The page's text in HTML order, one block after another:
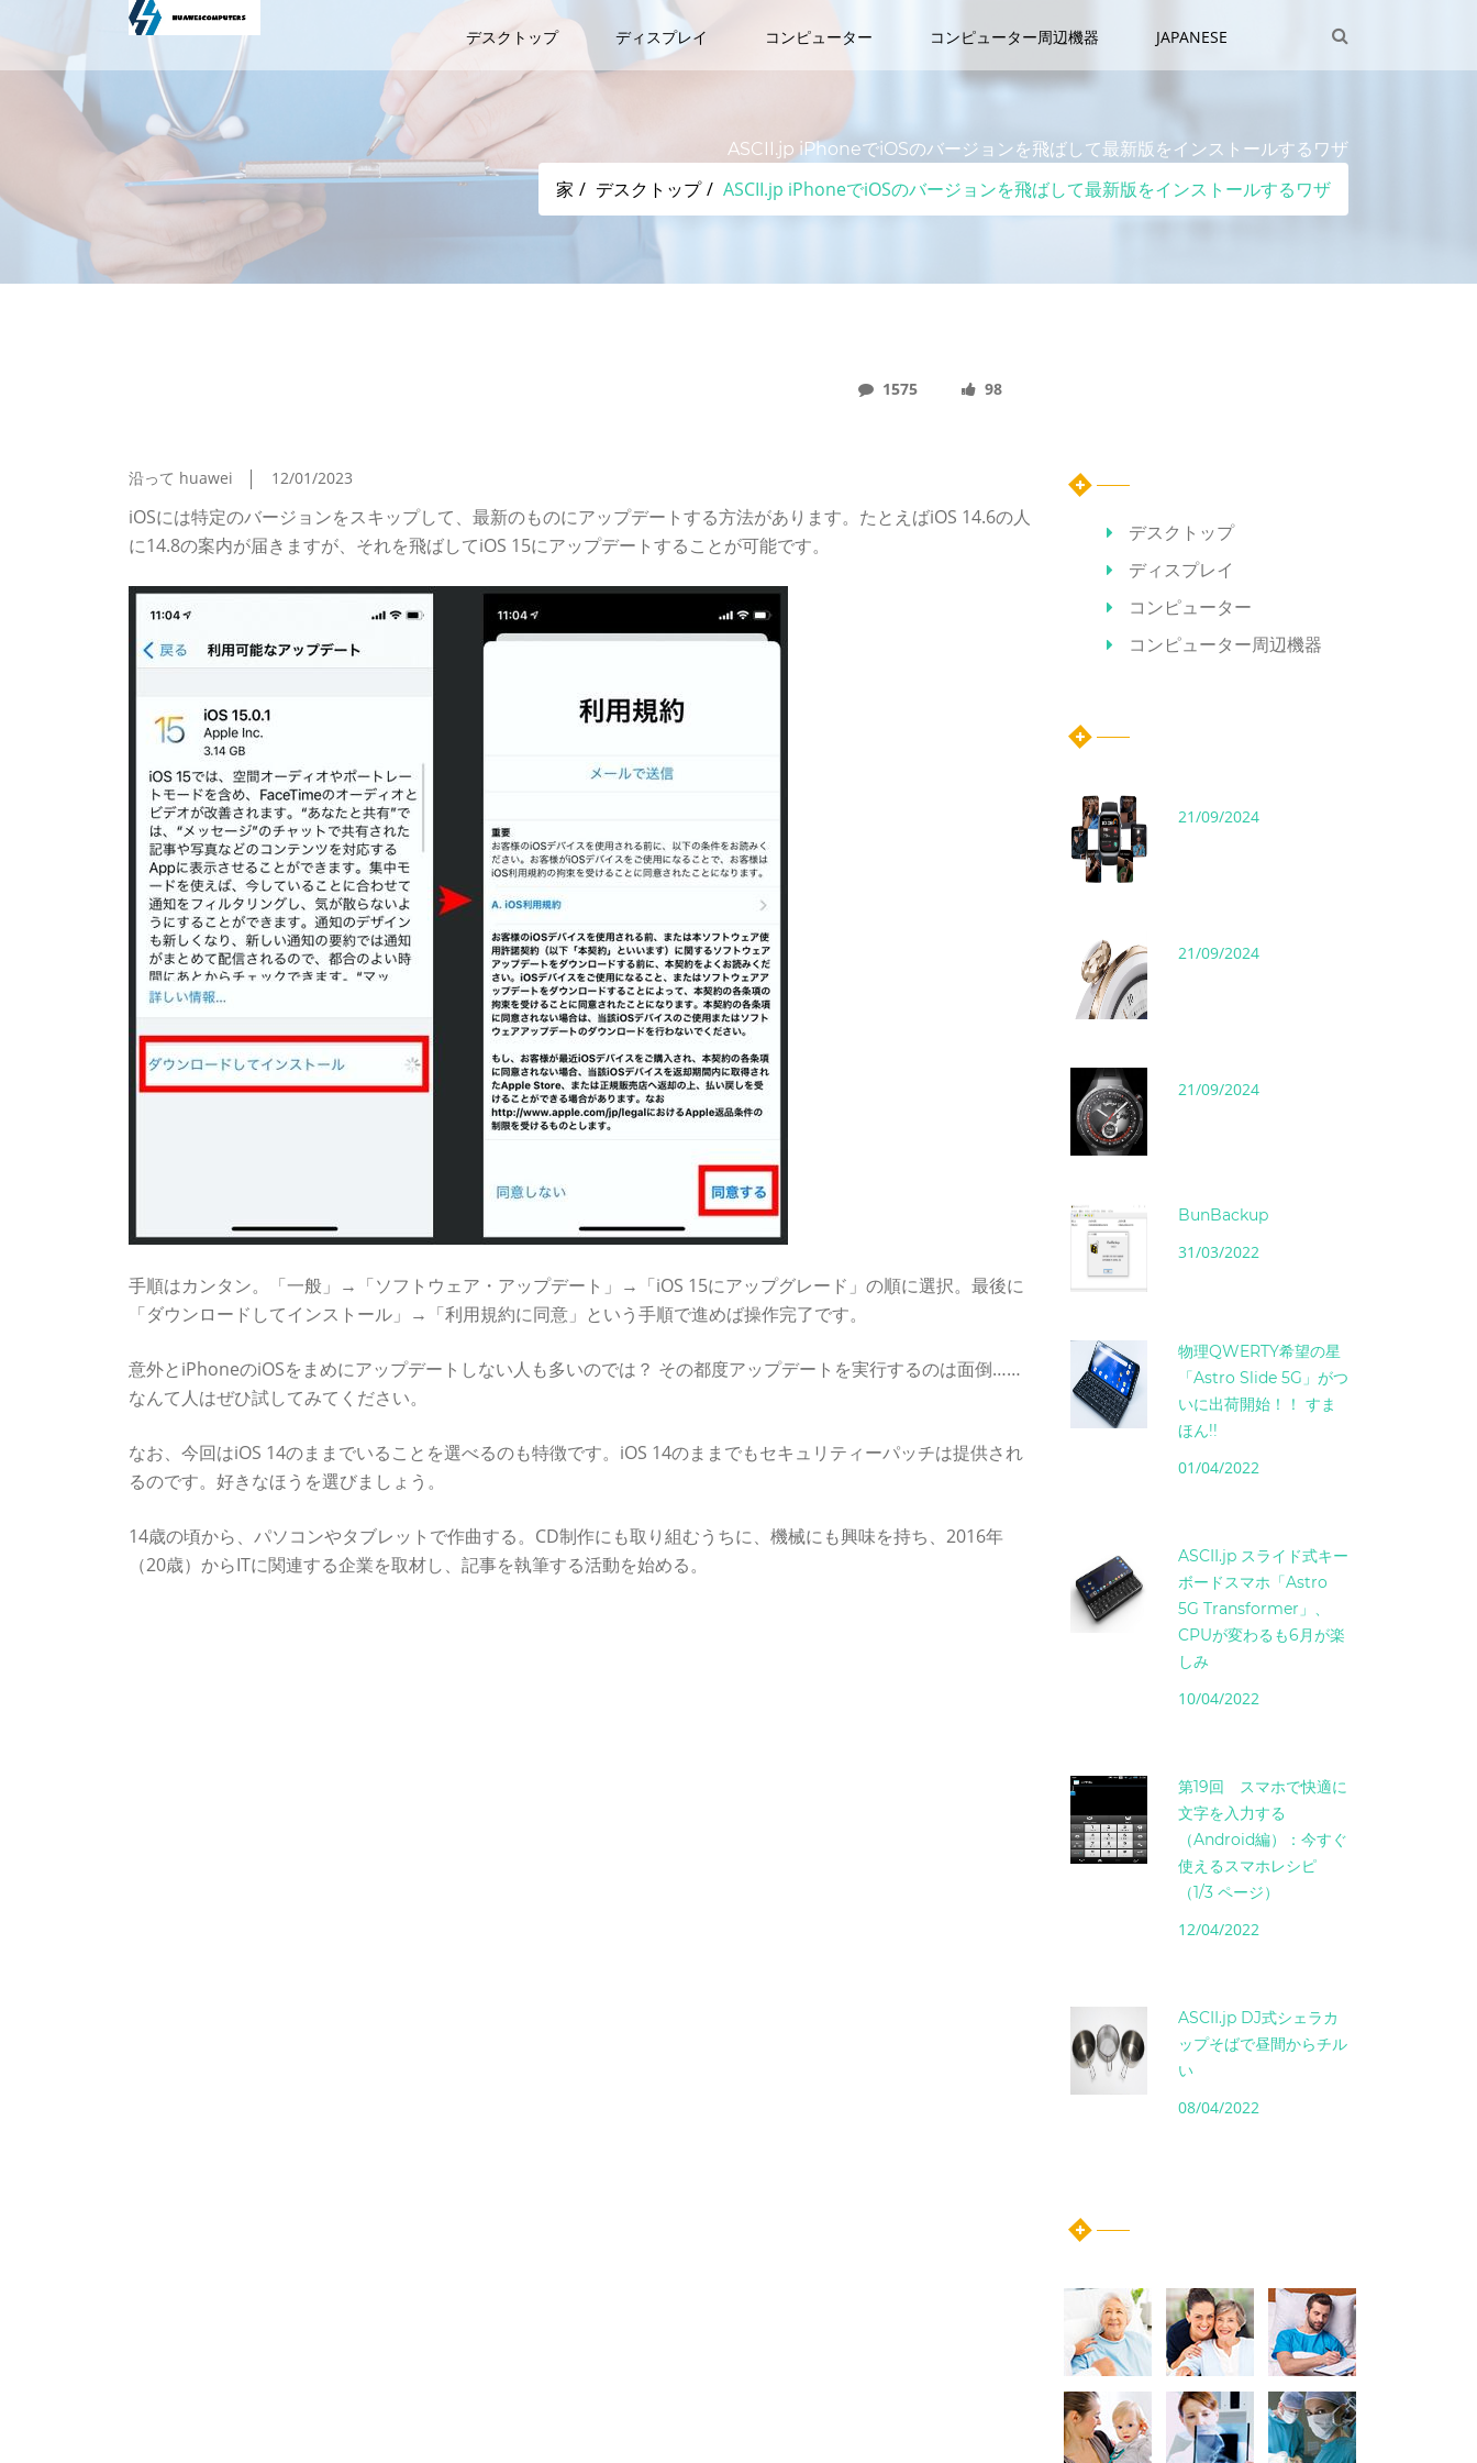
デスクトップ ディスプレイ コンピューター コンピューター周辺機器 JAPANESE
ASCII.jp iPhoneでiOSのバージョンを飛ばして最新版をインストールするワザ
家 デスクトップ ASCII.jp iPhoneでiOSのバージョンを飛ばして最新版をインストールするワザ
1575 98
沿って huawei 12/01/2023
iOSには特定のバージョンをスキップして、最新のものにアップデートする方法があります。たとえばiOS 14.6の人
に14.8の案内が届きますが、それを飛ばしてiOS 15にアップデートすることが可能です。
手順はカンタン。「一般」→「ソフトウェア・アップデート」→「iOS 15にアップグレード」の順に選択。最後に
「ダウンロードしてインストール」→「利用規約に同意」という手順で進めば操作完了です。
意外とiPhoneのiOSをまめにアップデートしない人も多いのでは？ その都度アップデートを実行するのは面倒……
なんて人はぜひ試してみてください。
なお、今回はiOS 14のままでいることを選べるのも特徴です。iOS 14のままでもセキュリティーパッチは提供され
るのです。好きなほうを選びましょう。
14歳の頃から、パソコンやタブレットで作曲する。CD制作にも取り組むうちに、機械にも興味を持ち、2016年
（20歳）からITに関連する企業を取材し、記事を執筆する活動を始める。
デスクトップ
ディスプレイ
コンピューター
コンピューター周辺機器
21/09/2024
21/09/2024
21/09/2024
BunBackup
31/03/2022
物理QWERTY希望の星
「Astro Slide 5G」がつ
いに出荷開始！！ すま
ほん!!
01/04/2022
ASCII.jp スライド式キー
ボードスマホ「Astro
5G Transformer」、
CPUが変わるも6月が楽
しみ
10/04/2022
第19回 スマホで快適に
文字を入力する
（Android編）：今すぐ
使えるスマホレシピ
（1/3 ページ）
12/04/2022
ASCII.jp DJ式シェラカ
ップそばで昼間からチル
い
08/04/2022